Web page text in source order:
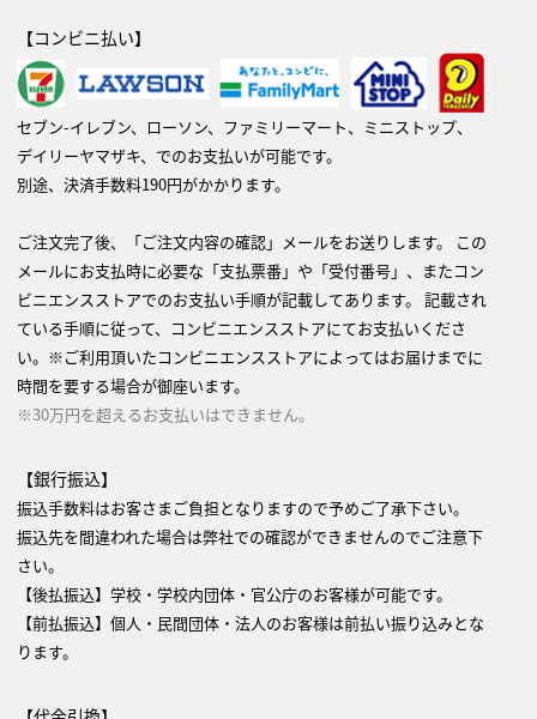
【コンビニ払い】
セブン-イレブン、ローソン、ファミリーマート、ミニストップ、
デイリーヤマザキ、でのお支払いが可能です。
別途、決済手数料190円がかかります。
ご注文完了後、「ご注文内容の確認」メールをお送りします。 この
メールにお支払時に必要な「支払票番」や「受付番号」、またコン
ビニエンスストアでのお支払い手順が記載してあります。 記載され
ている手順に従って、コンビニエンスストアにてお支払いくださ
い。※ご利用頂いたコンビニエンスストアによってはお届けまでに
時間を要する場合が御座います。
※30万円を超えるお支払いはできません。
【銀行振込】
振込手数料はお客さまご負担となりますので予めご了承下さい。
振込先を間違われた場合は弊社での確認ができませんのでご注意下
さい。
【後払振込】学校・学校内団体・官公庁のお客様が可能です。
【前払振込】個人・民間団体・法人のお客様は前払い振り込みとな
ります。